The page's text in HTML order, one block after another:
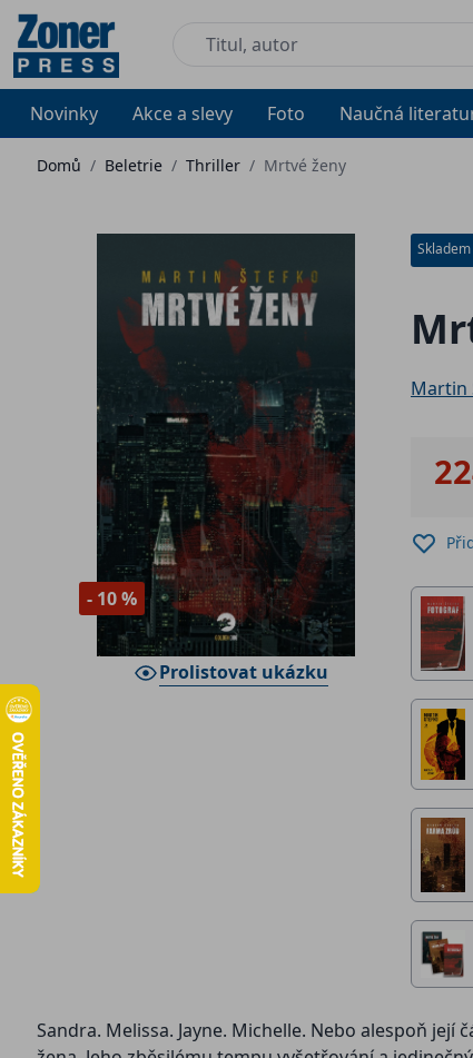
Novinky Akce a slevy Foto Naučná
Domů / Beletrie / Thriller / Mrtvé ženy
- 10 %
Prolistovat ukázku
Skladem
Martin
Sandra. Melissa. Jayne. Michelle. Nebo alespoň